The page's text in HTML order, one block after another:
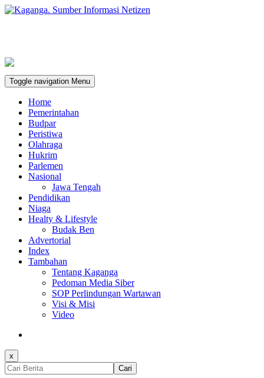
Toggle navigation Menu
Home
Pemerintahan
Budpar
Peristiwa
Olahraga
Hukrim
Parlemen
Nasional
Jawa Tengah
Pendidikan
Niaga
Healty & Lifestyle
Budak Ben
Advertorial
Index
Tambahan
Tentang Kaganga
Pedoman Media Siber
SOP Perlindungan Wartawan
Visi & Misi
Video
x
Cari